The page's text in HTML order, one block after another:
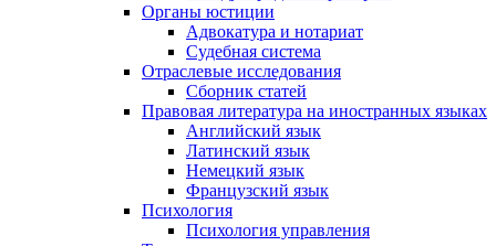
Органы юстиции
Адвокатура и нотариат
Судебная система
Отраслевые исследования
Сборник статей
Правовая литература на иностранных языках
Английский язык
Латинский язык
Немецкий язык
Французский язык
Психология
Психология управления